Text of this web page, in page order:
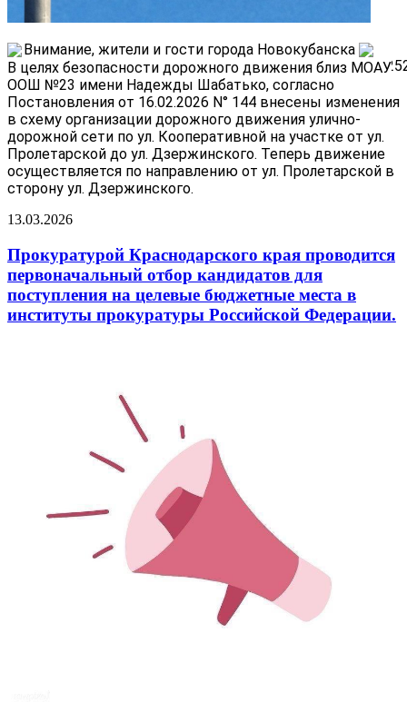
Внимание, жители и гости города Новокубанска
В целях безопасности дорожного движения близ МОАУ
ООШ №23 имени Надежды Шабатько, согласно
Постановления от 16.02.2026 N° 144 внесены изменения
в схему организации дорожного движения улично-
дорожной сети по ул. Кооперативной на участке от ул.
Пролетарской до ул. Дзержинского. Теперь движение
осуществляется по направлению от ул. Пролетарской в
сторону ул. Дзержинского.
13.03.2026
Прокуратурой Краснодарского края проводится
первоначальный отбор кандидатов для
поступления на целевые бюджетные места в
институты прокуратуры Российской Федерации.